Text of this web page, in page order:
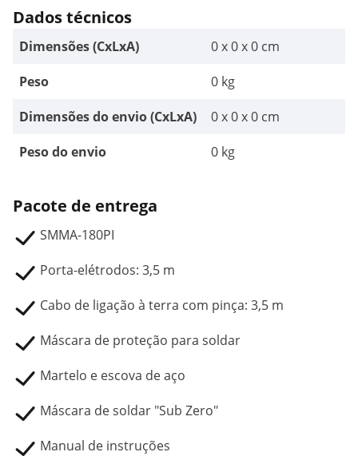
Dados técnicos
Dimensões (CxLxA)
0 x 0 x 0 cm
Peso
0 kg
Dimensões do envio (CxLxA)
0 x 0 x 0 cm
Peso do envio
0 kg
Pacote de entrega
SMMA-180PI
Porta-elétrodos: 3,5 m
Cabo de ligação à terra com pinça: 3,5 m
Máscara de proteção para soldar
Martelo e escova de aço
Máscara de soldar "Sub Zero"
Manual de instruções